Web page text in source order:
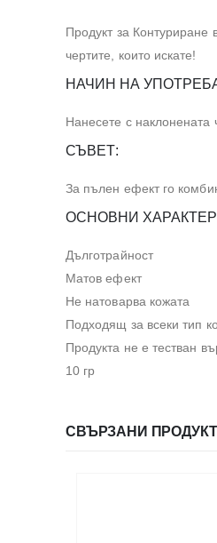
Продукт за
чертите, които искате!
НАЧИН НА
Нанесете с наклонената
СЪВЕТ:
За пълен ефект го
ОСНОВНИ
Дълготрайност
Матов ефект
Не натоварва кожата
Подходящ за всеки тип
Продукта не е тестван
10 гр
СВЪРЗАНИ